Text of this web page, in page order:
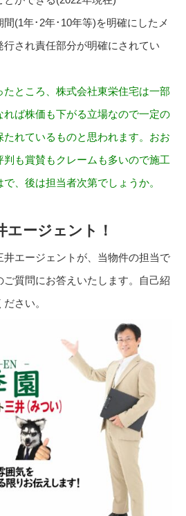
間(1年･2年･10年等)を明確にしたメ
行され責任部分が明確にされてい
たところ、株式会社東栄住宅は一部
れば株価も下がる立場なので一定の
れているものと思われます。おお
判も賞賛もクレームも多いので施工
、後は担当者次第でしょうか。
エージェント！
エージェントが、当物件の担当で
質問にお答えいたします。自己紹
さい。